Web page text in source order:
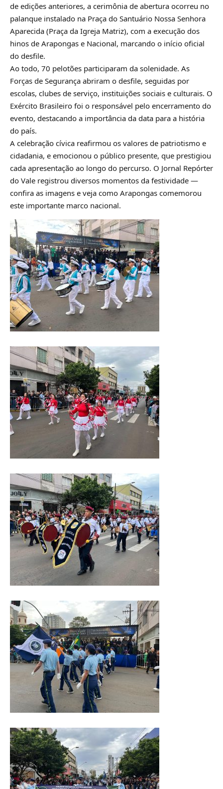
de edições anteriores, a cerimônia de abertura ocorreu no
palanque instalado na Praça do Santuário Nossa Senhora
Aparecida (Praça da Igreja Matriz), com a execução dos
hinos de Arapongas e Nacional, marcando o início oficial
do desfile.
Ao todo, 70 pelotões participaram da solenidade. As
Forças de Segurança abriram o desfile, seguidas por
escolas, clubes de serviço, instituições sociais e culturais. O
Exército Brasileiro foi o responsável pelo encerramento do
evento, destacando a importância da data para a história
do país.
A celebração cívica reafirmou os valores de patriotismo e
cidadania, e emocionou o público presente, que prestigiou
cada apresentação ao longo do percurso. O Jornal Repórter
do Vale registrou diversos momentos da festividade —
confira as imagens e veja como Arapongas comemorou
este importante marco nacional.